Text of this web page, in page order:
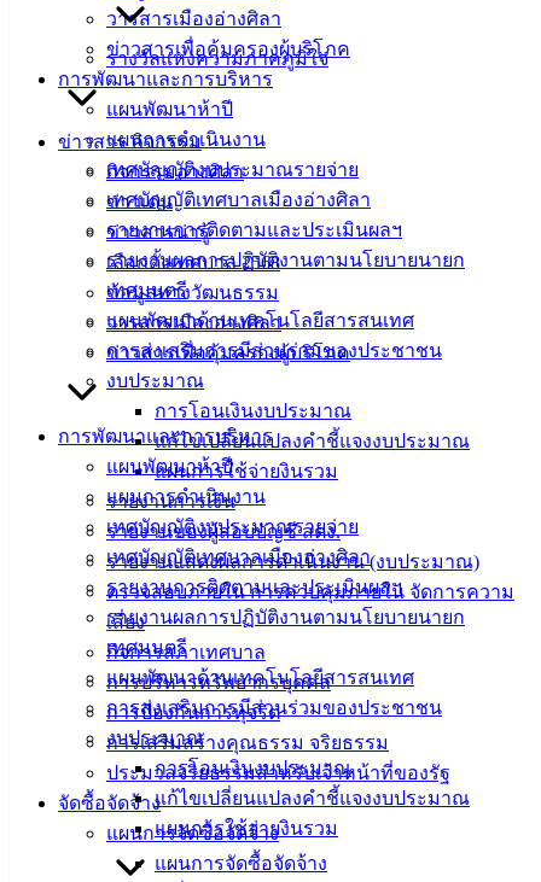
วารสารเมืองอ่างศิลา
ข่าวสารเพื่อคุ้มครองผู้บริโภค
การพัฒนาและการบริหาร
แผนพัฒนาห้าปี
แผนการดำเนินงาน
เทศบัญญัติงบประมาณรายจ่าย
เทศบัญญัติเทศบาลเมืองอ่างศิลา
รายงานการติดตามและประเมินผลฯ
รายงานผลการปฏิบัติงานตามนโยบายนายก
เทศมนตรี
แผนพัฒนาด้านเทคโนโลยีสารสนเทศ
การส่งเสริมการมีส่วนร่วมของประชาชน
งบประมาณ
การโอนเงินงบประมาณ
แก้ไขเปลี่ยนแปลงคำชี้แจงงบประมาณ
แผนการใช้จ่ายงินรวม
รายงานการเงิน
รายงานของผู้สอบบัญชี สตง.
รายงานแสดงผลการดำเนินงาน (งบประมาณ)
ตรวจสอบภายใน การควบคุมภายใน จัดการความ
เสี่ยง
กิจการสภาเทศบาล
การบริหารทรัพยากรบุคคล
การป้องกันการทุจริต
การเสริมสร้างคุณธรรม จริยธรรม
ประมวลจริยธรรมสำหรับเจ้าหน้าที่ของรัฐ
จัดซื้อจัดจ้าง
แผนการจัดซื้อจัดจ้าง
แผนการจัดซื้อจัดจ้าง
รางวัลแห่งความภาคภูมิใจ
ข่าวสาร กิจกรรม
กิจกรรมอ่างศิลา
ข่าวเด่น
ข่าวสารน่ารู้
เลือกตั้งเทศบาล 2568
ข้อมูลทางวัฒนธรรม
วารสารเมืองอ่างศิลา
ข่าวสารเพื่อคุ้มครองผู้บริโภค
การพัฒนาและการบริหาร
แผนพัฒนาห้าปี
แผนการดำเนินงาน
เทศบัญญัติงบประมาณรายจ่าย
เทศบัญญัติเทศบาลเมืองอ่างศิลา
รายงานการติดตามและประเมินผลฯ
รายงานผลการปฏิบัติงานตามนโยบายนายก
เทศมนตรี
แผนพัฒนาด้านเทคโนโลยีสารสนเทศ
การส่งเสริมการมีส่วนร่วมของประชาชน
งบประมาณ
การโอนเงินงบประมาณ
แก้ไขเปลี่ยนแปลงคำชี้แจงงบประมาณ
แผนการใช้จ่ายงินรวม
เทศบาล
เมืองอ่าง
สำนักงาน
เทศบาลเมือง
อ่างศิลา 90/338
ม.3 ต.เสม็ด
อ.เมือง จ.ชลบุรี
ติดต่อ :038-
บริการ
ประชาชน
ดาวน์โหลด
แบบ
ฟอร์ม,
เอกสาร
คู่มือ
สำหรับ
ประชาชน/
คู่มือการ
ปฏิบัติ